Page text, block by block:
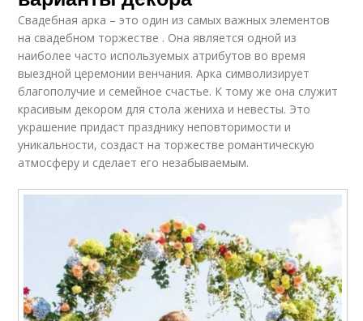
Свадебная арка – это один из самых важных элементов
на свадебном торжестве . Она является одной из
наиболее часто используемых атрибутов во время
выездной церемонии венчания. Арка символизирует
благополучие и семейное счастье. К тому же она служит
красивым декором для стола жениха и невесты. Это
украшение придаст празднику неповторимости и
уникальности, создаст на торжестве романтическую
атмосферу и сделает его незабываемым.